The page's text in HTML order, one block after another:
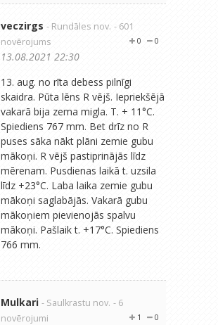
veczirgs - Rundāles nov. - 601
novērojums
0
0
13.08.2021 22:30
13. aug. no rīta debess pilnīgi
skaidra. Pūta lēns R vējš. Iepriekšējā
vakarā bija zema migla. T. + 11°C.
Spiediens 767 mm. Bet drīz no R
puses sāka nākt plāni zemie gubu
mākoņi. R vējš pastiprinājās līdz
mērenam. Pusdienas laikā t. uzsila
līdz +23°C. Laba laika zemie gubu
mākoņi saglabājās. Vakarā gubu
mākoņiem pievienojās spalvu
mākoņi. Pašlaik t. +17°C. Spiediens
766 mm.
Mulkari - Saulkrastu nov. - 6
novērojumi
0
1